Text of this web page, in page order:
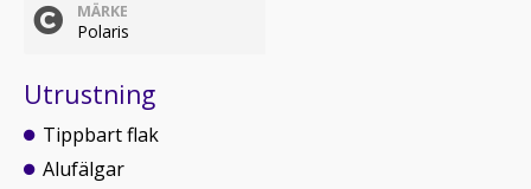
MÄRKE
Polaris
Utrustning
Tippbart flak
Alufälgar